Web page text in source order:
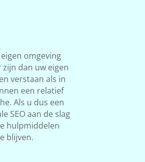
omgeving
dan uw eigen
verstaan als in
een relatief
Als u dus een
SEO aan de slag
hulpmiddelen
blijven.